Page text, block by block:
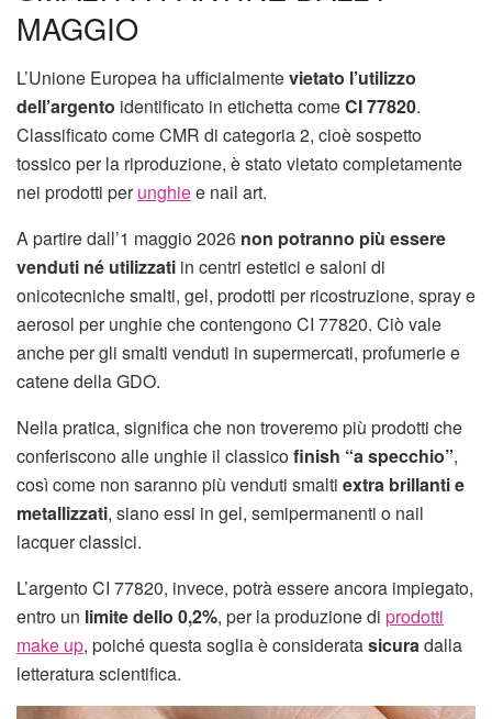
MAGGIO
L’Unione Europea ha ufficialmentevietato l’utilizzo
dell’argento identificato in etichetta comeCI 77820.
Classificato come CMR di categoria 2, cioè sospetto
tossico per la riproduzione, è stato vietato completamente
nei prodotti perunghiee nail art.
A partire dall’1 maggio 2026 non potranno più essere
venduti né utilizzati in centri estetici e saloni di
onicotecniche smalti, gel, prodotti per ricostruzione, spray e
aerosol per unghie che contengono CI 77820. Ciò vale
anche per gli smalti venduti in supermercati, profumerie e
catene della GDO.
Nella pratica, significa che non troveremo più prodotti che
conferiscono alle unghie il classicofinish “a specchio”,
così come non saranno più venduti smalti extra brillanti e
metallizzati, siano essi in gel, semipermanenti o nail
lacquer classici.
L’argento CI 77820, invece, potrà essere ancora impiegato,
entro un limite dello 0,2%, per la produzione di prodotti
make up, poiché questa soglia è consideratasicuradalla
letteratura scientifica.